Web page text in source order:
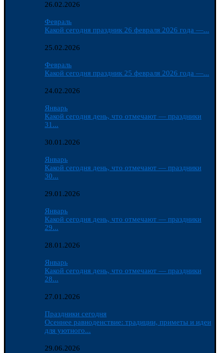
26.02.2026
Февраль
Какой сегодня праздник 26 февраля 2026 года —...
25.02.2026
Февраль
Какой сегодня праздник 25 февраля 2026 года —...
24.02.2026
Январь
Какой сегодня день, что отмечают — праздники
31...
30.01.2026
Январь
Какой сегодня день, что отмечают — праздники
30...
29.01.2026
Январь
Какой сегодня день, что отмечают — праздники
29...
28.01.2026
Январь
Какой сегодня день, что отмечают — праздники
28...
27.01.2026
Праздники сегодня
Осеннее равноденствие: традиции, приметы и идеи
для уютного...
29.06.2026